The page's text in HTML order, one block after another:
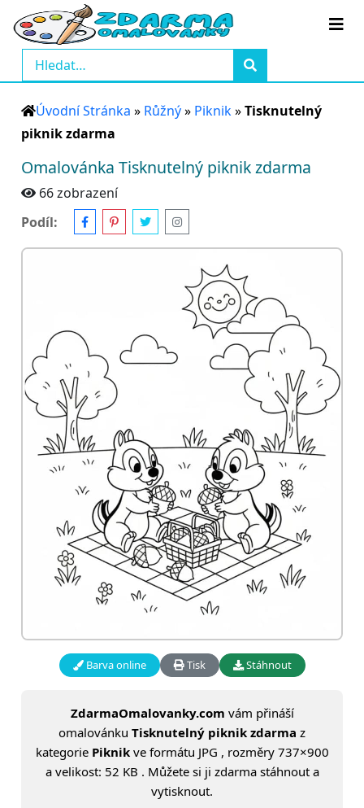
Úvodní Stránka » Růžný» Piknik»Tisknutelný
piknik zdarma
Omalovánka Tisknutelný piknik zdarma
66 zobrazení
Podíl:
Barva online Tisk Stáhnout
ZdarmaOmalovanky.com vám přináší
omalovánku Tisknutelný piknik zdarma z
kategorie Piknikve formátu JPG , rozměry 737×900
a velikost: 52 KB . Můžete si ji zdarma stáhnout a
vytisknout.